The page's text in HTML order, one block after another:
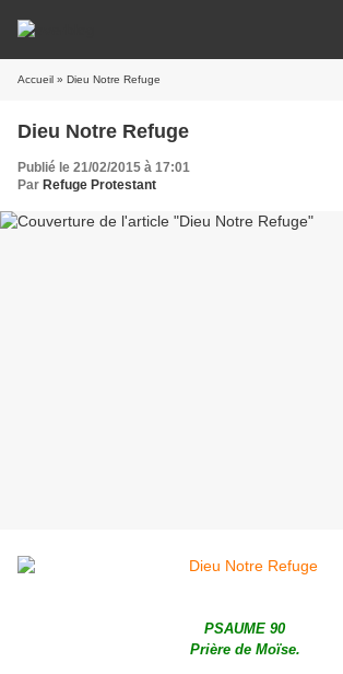
Accueil » Dieu Notre Refuge
Dieu Notre Refuge
Publié le 21/02/2015 à 17:01
Par Refuge Protestant
PSAUME 90
Prière de Moïse.